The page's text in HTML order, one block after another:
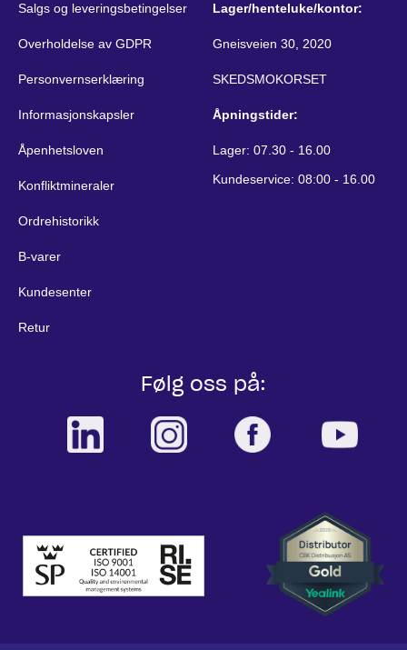
Salgs og leveringsbetingelser
Overholdelse av GDPR
Personvernserklæring
Informasjonskapsler
Åpenhetsloven
Konfliktmineraler
Ordrehistorikk
B-varer
Kundesenter
Retur
Lager/henteluke/kontor:
Gneisveien 30, 2020
SKEDSMOKORSET
Åpningstider:
Lager: 07.30 - 16.00
Kundeservice: 08:00 - 16.00
Følg oss på: